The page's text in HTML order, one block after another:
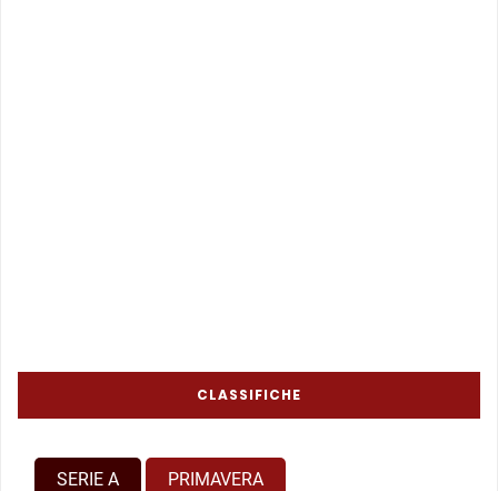
CLASSIFICHE
SERIE A PRIMAVERA